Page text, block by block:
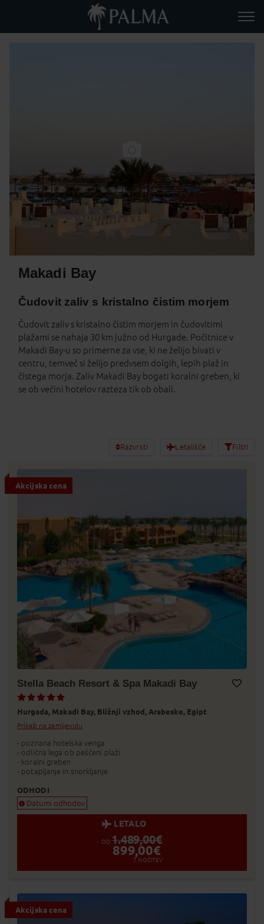
Makadi Bay
Čudovit zaliv s kristalno čistim morjem
Čudovit zaliv s kristalno čistim morjem in čudovitimi
plažami se nahaja 30 km južno od Hurgade. Počitnice v
Makadi Bay-u so primerne za vse, ki ne želijo bivati v
centru, temveč si želijo predvsem dolgih, lepih plaž in
čistega morja. Zaliv Makadi Bay bogati koralni greben, ki
se ob večini hotelov razteza tik ob obali.
Razvrsti Letališče Filtri
Akcijska cena
Stella Beach Resort & Spa Makadi Bay
Hurgada, Makadi Bay, Bližnji vzhod, Arabeske, Egipt
Prikaži na zemljevidu
- poznana hotelska veriga
- odlična lega ob peščeni plaži
- koralni greben
- potapljanje in snorkljanje
ODHODI
Datumi odhodov
LETALO
OD1.489,00€
899,00€
7 NOČITEV
Akcijska cena